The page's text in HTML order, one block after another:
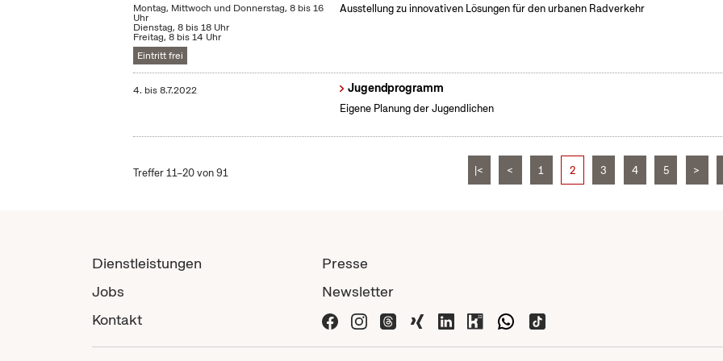
Montag, Mittwoch und Donnerstag, 8 bis 16
Uhr
Dienstag, 8 bis 18 Uhr
Freitag, 8 bis 14 Uhr
Eintritt frei
Ausstellung zu innovativen Lösungen für den urbanen Radverkehr
4. bis8.7.2022 Jugendprogramm
Eigene Planung der Jugendlichen
Treffer 11–20 von 91 |< < 1 2 3 4 5 >
Dienstleistungen
Jobs
Kontakt
Presse
Newsletter